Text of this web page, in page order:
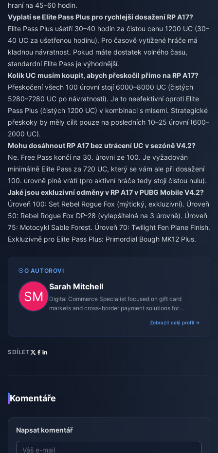
hraní na 45–60 hodin.
Vyplatí se Elite Pass Plus pro rychlejší dosažení RP A17?
Elite Pass Plus ušetří 30–40 hodin za čistou cenu 1200 UC (30–
40 UC za ušetřenou hodinu). Pro časově vytížené hráče má
kladnou návratnost. Pokud máte dostatek volného času,
standardní Elite Pass je výhodnější.
Kolik UC musím koupit, abych přeskočil přímo na RP A17?
Přeskočení všech 100 úrovní stojí 6000–8000 UC (čistých
5280–7280 UC po návratnosti). Je to neefektivní oproti Elite
Pass Plus (čistých 1200 UC) v kombinaci s misemi. Strategické
přeskoky by měly cílit pouze na posledních 10–25 úrovní (600–
2000 UC).
Mohu dosáhnout RP A17 bez utrácení UC v sezóně V4.2?
Ne. Free Pass končí na 30. úrovni ze 100. Je vyžadován
minimálně Elite Pass za 720 UC, který se vám ale při dosažení
100. úrovně plně vrátí (pro aktivní hráče tedy stojí čistou nulu).
Jaké jsou exkluzivní odměny v RP A17 v PUBG Mobile V4.2?
Úroveň 100: Set Rebel Rogue Fox (mýtický, exkluzivní). Úroveň
50: Rebel Rogue Fox DP-28 (vylepšitelná na 3 úrovně). Úroveň
75: Motocykl Sable Forest. Úroveň 70: Twilight Fen Plane Finish.
Exkluzivně pro Elite Pass Plus: Primordial Bough MK12 Plus.
O AUTOROVI
Sarah Mitchell
Digital Commerce Specialist focused on gift card
markets and cross-border payment solutions for
Zobrazit celý profil →
SDÍLET
Komentáře
Napsat komentář